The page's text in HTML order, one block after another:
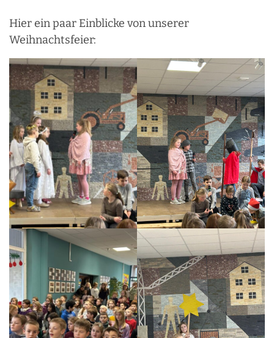
Hier ein paar Einblicke von unserer
Weihnachtsfeier: